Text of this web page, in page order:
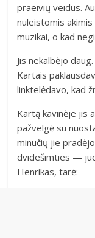
praeivių veidus.
nuleistomis
muzikai, o kad
Jis nekalbėjo
Kartais
linktelėdavo, kad
Kartą kavinėje jis
pažvelgė su
minučių jie
dvidešimties —
Henrikas, tarė: